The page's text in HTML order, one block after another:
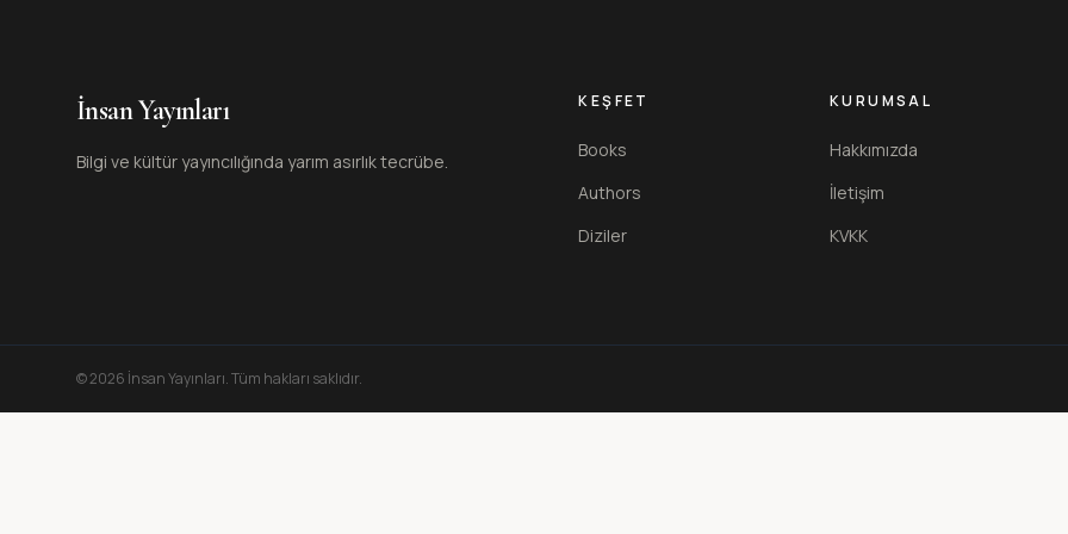
İnsan Yayınları
Bilgi ve kültür yayıncılığında yarım asırlık tecrübe.
KEŞFET
Books
Authors
Diziler
KURUMSAL
Hakkımızda
İletişim
KVKK
©2026 İnsan Yayınları. Tüm hakları saklıdır.